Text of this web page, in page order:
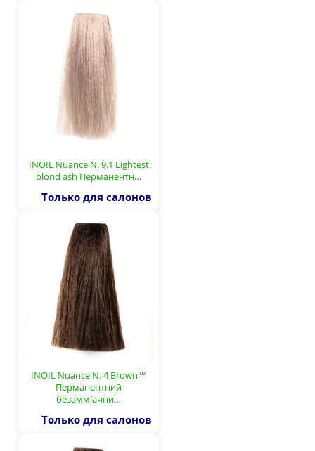
INOIL Nuance N. 9.1 Lightest
blond ash Перманентн…
Только для салонов
INOIL Nuance N. 4 Brown™
Перманентний
безамміачни…
Только для салонов